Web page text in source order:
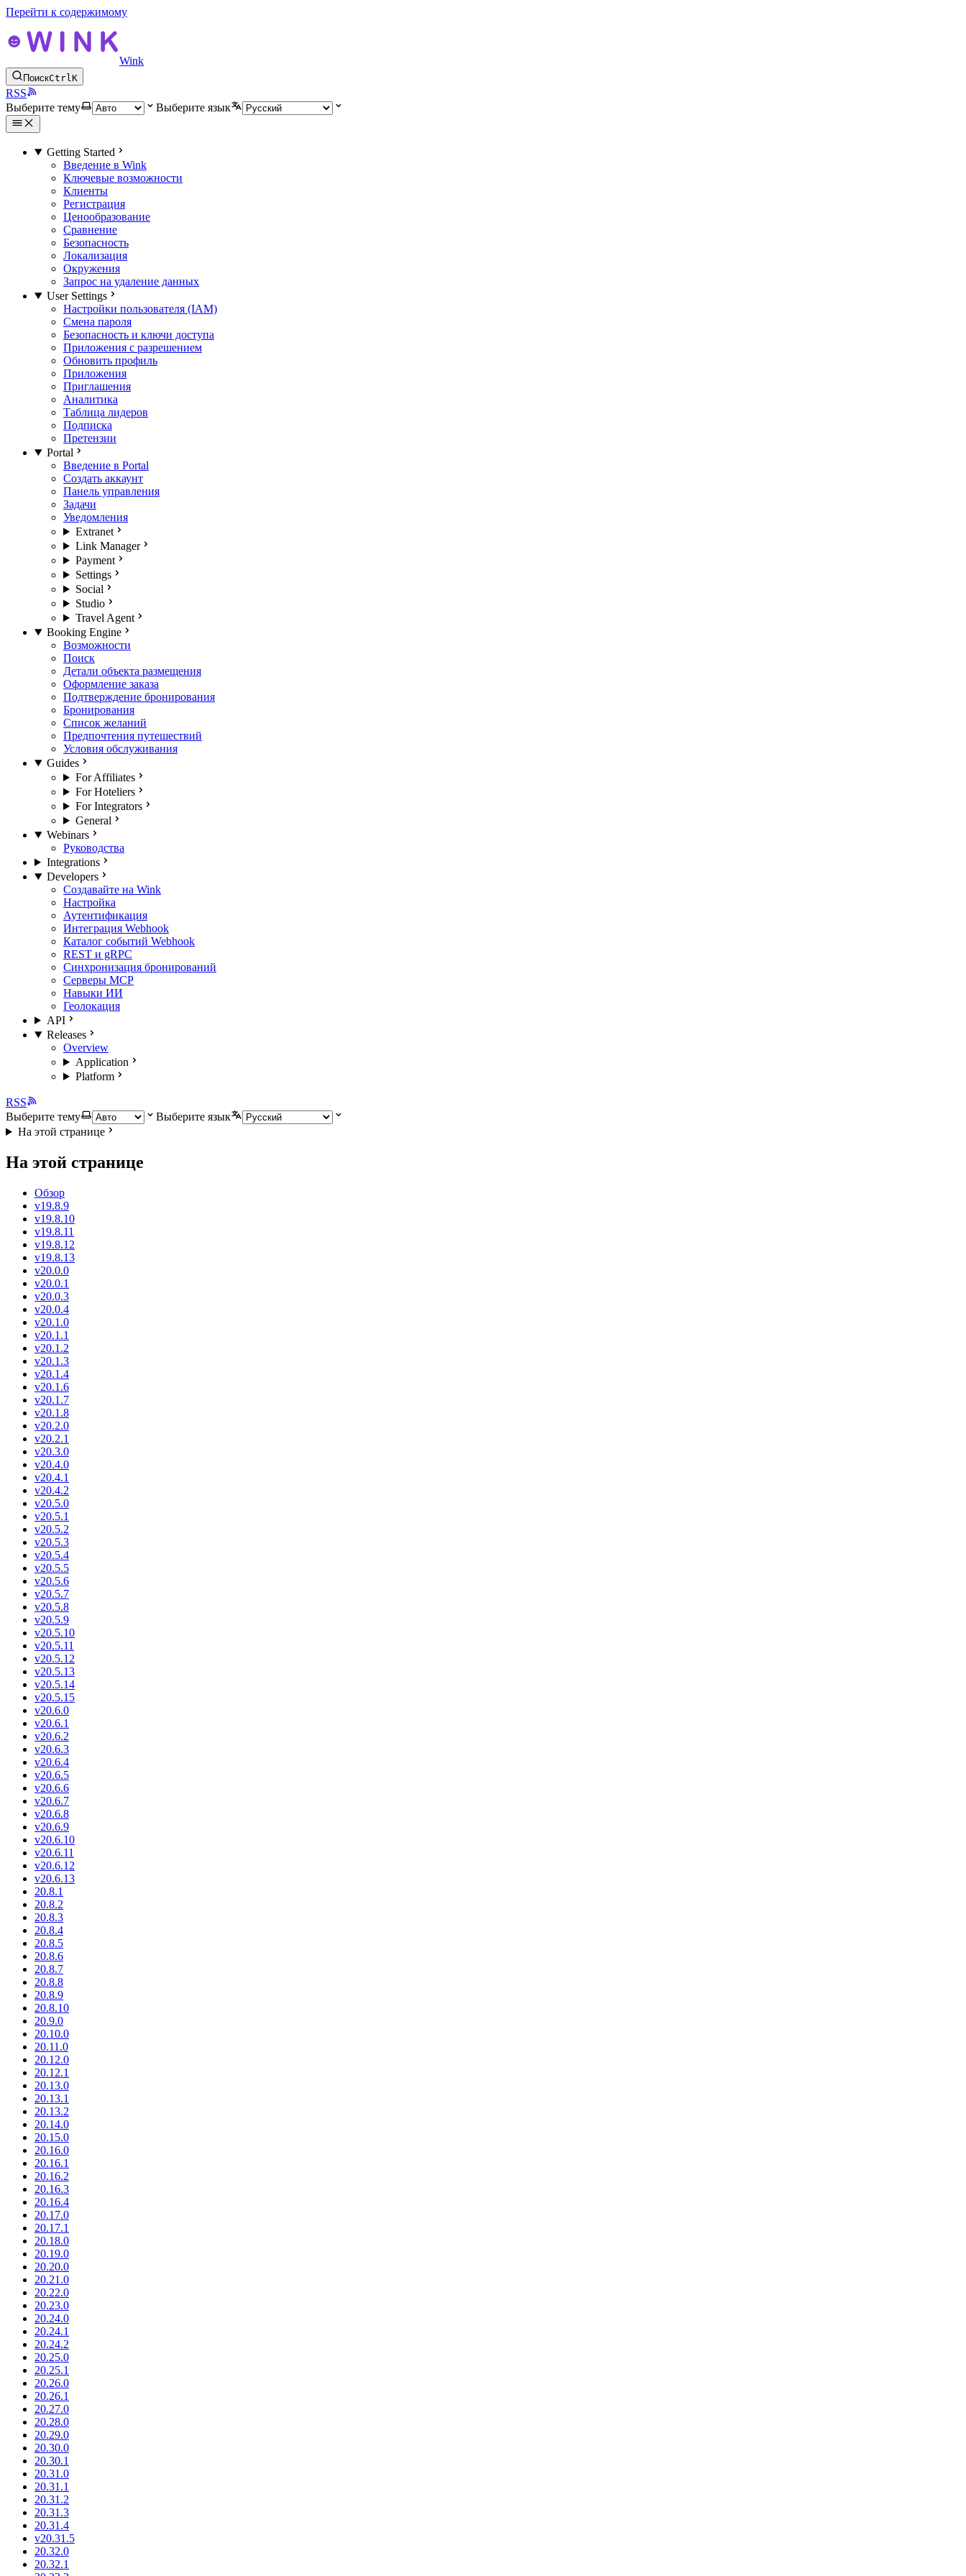
Перейти к содержимому
Wink
ПоискCtrlK
RSS
Выберите тему
Выберите язык
Getting Started
Введение в Wink
Ключевые возможности
Клиенты
Регистрация
Ценообразование
Сравнение
Безопасность
Локализация
Окружения
Запрос на удаление данных
User Settings
Настройки пользователя (IAM)
Смена пароля
Безопасность и ключи доступа
Приложения с разрешением
Обновить профиль
Приложения
Приглашения
Аналитика
Таблица лидеров
Подписка
Претензии
Portal
Введение в Portal
Создать аккаунт
Панель управления
Задачи
Уведомления
Extranet
Link Manager
Payment
Settings
Social
Studio
Travel Agent
Booking Engine
Возможности
Поиск
Детали объекта размещения
Оформление заказа
Подтверждение бронирования
Бронирования
Список желаний
Предпочтения путешествий
Условия обслуживания
Guides
For Affiliates
For Hoteliers
For Integrators
General
Webinars
Руководства
Integrations
Developers
Создавайте на Wink
Настройка
Аутентификация
Интеграция Webhook
Каталог событий Webhook
REST и gRPC
Синхронизация бронирований
Серверы MCP
Навыки ИИ
Геолокация
API
Releases
Overview
Application
Platform
RSS
Выберите тему
Выберите язык
На этой странице
На этой странице
Обзор
v19.8.9
v19.8.10
v19.8.11
v19.8.12
v19.8.13
v20.0.0
v20.0.1
v20.0.3
v20.0.4
v20.1.0
v20.1.1
v20.1.2
v20.1.3
v20.1.4
v20.1.6
v20.1.7
v20.1.8
v20.2.0
v20.2.1
v20.3.0
v20.4.0
v20.4.1
v20.4.2
v20.5.0
v20.5.1
v20.5.2
v20.5.3
v20.5.4
v20.5.5
v20.5.6
v20.5.7
v20.5.8
v20.5.9
v20.5.10
v20.5.11
v20.5.12
v20.5.13
v20.5.14
v20.5.15
v20.6.0
v20.6.1
v20.6.2
v20.6.3
v20.6.4
v20.6.5
v20.6.6
v20.6.7
v20.6.8
v20.6.9
v20.6.10
v20.6.11
v20.6.12
v20.6.13
20.8.1
20.8.2
20.8.3
20.8.4
20.8.5
20.8.6
20.8.7
20.8.8
20.8.9
20.8.10
20.9.0
20.10.0
20.11.0
20.12.0
20.12.1
20.13.0
20.13.1
20.13.2
20.14.0
20.15.0
20.16.0
20.16.1
20.16.2
20.16.3
20.16.4
20.17.0
20.17.1
20.18.0
20.19.0
20.20.0
20.21.0
20.22.0
20.23.0
20.24.0
20.24.1
20.24.2
20.25.0
20.25.1
20.26.0
20.26.1
20.27.0
20.28.0
20.29.0
20.30.0
20.30.1
20.31.0
20.31.1
20.31.2
20.31.3
20.31.4
v20.31.5
20.32.0
20.32.1